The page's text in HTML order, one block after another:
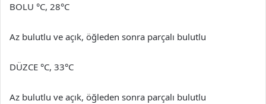
BOLU °C, 28°C
Az bulutlu ve açık, öğleden sonra parçalı bulutlu
DÜZCE °C, 33°C
Az bulutlu ve açık, öğleden sonra parçalı bulutlu